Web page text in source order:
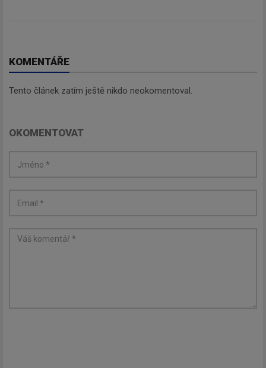
KOMENTÁŘE
Tento článek zatím ještě nikdo neokomentoval.
OKOMENTOVAT